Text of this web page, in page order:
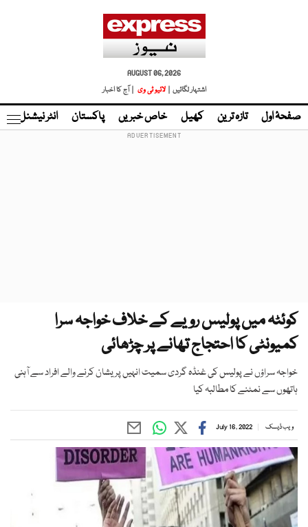
AUGUST 06, 2026
اشتہار لگائیں |
لائیو ٹی وی | آج کا اخبار
صفحۂ اول تازہ ترین کھیل خاص خبریں پاکستان انٹر نیشنل
کوئٹہ میں پولیس رویے کے خلاف خواجہ سرا
کمیونٹی کا احتجاج تھانے پر چڑھائی
خواجہ سراؤں نے پولیس کی غنڈہ گردی سمیت انہیں پریشان کرنے والے افراد سے آہنی
ہاتھوں سے نمٹنے کا مطالبہ کیا
ویب ڈیسک July 16, 2022